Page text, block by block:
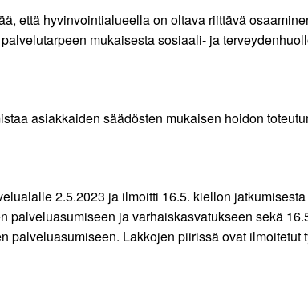
että hyvinvointialueella on oltava riittävä
mukaisesta sosiaali- ja
asiakkaiden säädösten mukaisen hoidon
2.5.2023 ja ilmoitti 16.5. kiellon
ja varhaiskasvatukseen sekä
Lakkojen piirissä ovat